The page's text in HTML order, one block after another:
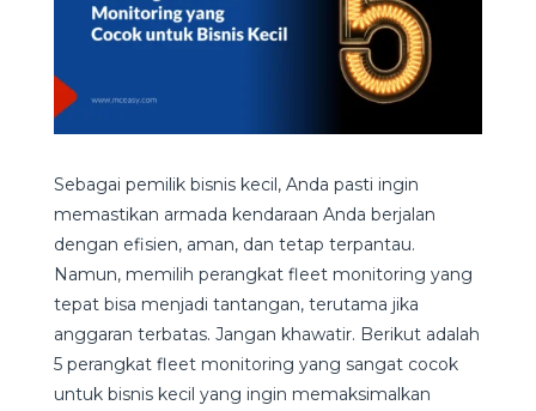
Sebagai pemilik bisnis kecil, Anda pasti ingin
memastikan armada kendaraan Anda berjalan
dengan efisien, aman, dan tetap terpantau.
Namun, memilih perangkat fleet monitoring yang
tepat bisa menjadi tantangan, terutama jika
anggaran terbatas. Jangan khawatir. Berikut adalah
5 perangkat fleet monitoring yang sangat cocok
untuk bisnis kecil yang ingin memaksimalkan